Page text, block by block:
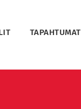
TAPAHTUMAT